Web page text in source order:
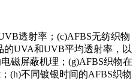
透射率；(c)AFBS无纺织物
的UVA和UVB平均透射率，以
磁屏蔽机理；(g)AFBS织物在
(h)不同镀银时间的AFBS织物